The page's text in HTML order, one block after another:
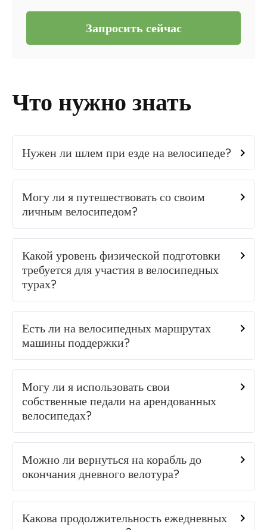
Запросить сейчас
Что нужно знать
Нужен ли шлем при езде на велосипеде?
Могу ли я путешествовать со своим
личным велосипедом?
Какой уровень физической подготовки
требуется для участия в велосипедных
турах?
Есть ли на велосипедных маршрутах
машины поддержки?
Могу ли я использовать свои
собственные педали на арендованных
велосипедах?
Можно ли вернуться на корабль до
окончания дневного велотура?
Какова продолжительность ежедневных